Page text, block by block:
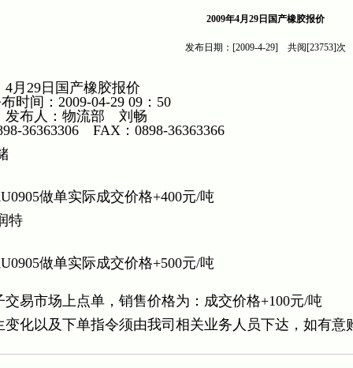
2009年4月29日国产橡胶报价
发布日期：[2009-4-29] 共阅[23753]次
橡胶报价
04-29 09：50
流部 刘畅
FAX：0898-36363366
做单实际成交价格+400元/吨
特
做单实际成交价格+500元/吨
易市场上点单，销售价格为：成交价格+100元/吨
化以及下单指令须由我司相关业务人员下达，如有意